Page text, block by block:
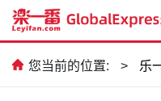
您当前的位置: > 乐